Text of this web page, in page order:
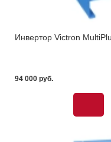
Инвертор Victron
94 000 pуб.